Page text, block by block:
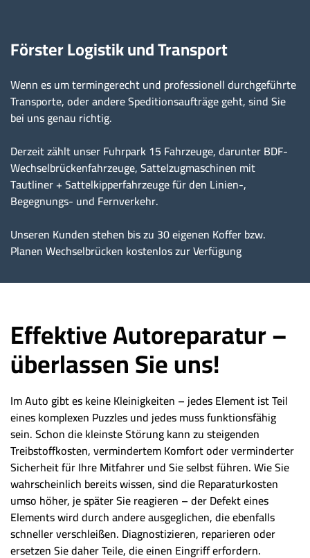
Förster Logistik und Transport
Wenn es um termingerecht und professionell durchgeführte
Transporte, oder andere Speditionsaufträge geht, sind Sie
bei uns genau richtig.
Derzeit zählt unser Fuhrpark 15 Fahrzeuge, darunter BDF-
Wechselbrückenfahrzeuge, Sattelzugmaschinen mit
Tautliner + Sattelkipperfahrzeuge für den Linien-,
Begegnungs- und Fernverkehr.
Unseren Kunden stehen bis zu 30 eigenen Koffer bzw.
Planen Wechselbrücken kostenlos zur Verfügung
Effektive Autoreparatur –
überlassen Sie uns!
Im Auto gibt es keine Kleinigkeiten – jedes Element ist Teil
eines komplexen Puzzles und jedes muss funktionsfähig
sein. Schon die kleinste Störung kann zu steigenden
Treibstoffkosten, vermindertem Komfort oder verminderter
Sicherheit für Ihre Mitfahrer und Sie selbst führen. Wie Sie
wahrscheinlich bereits wissen, sind die Reparaturkosten
umso höher, je später Sie reagieren – der Defekt eines
Elements wird durch andere ausgeglichen, die ebenfalls
schneller verschleißen. Diagnostizieren, reparieren oder
ersetzen Sie daher Teile, die einen Eingriff erfordern.